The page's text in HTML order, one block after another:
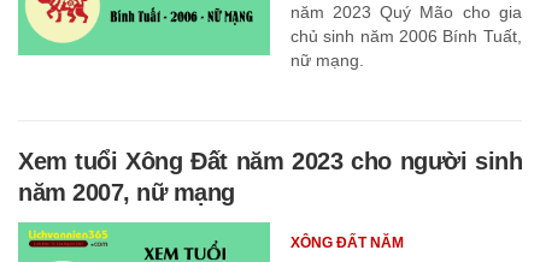
năm 2023 Quý Mão cho gia
chủ sinh năm 2006 Bính Tuất,
nữ mạng.
Xem tuổi Xông Đất năm 2023 cho người sinh
năm 2007, nữ mạng
XÔNG ĐẤT NĂM